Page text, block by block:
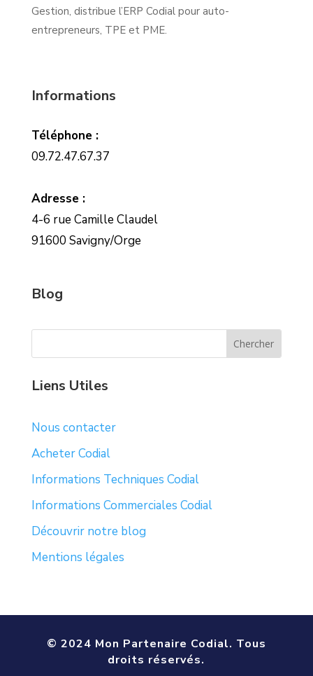
Gestion, distribue l’ERP Codial pour auto-
entrepreneurs, TPE et PME.
Informations
Téléphone :
09.72.47.67.37
Adresse :
4-6 rue Camille Claudel
91600 Savigny/Orge
Blog
Liens Utiles
Nous contacter
Acheter Codial
Informations Techniques Codial
Informations Commerciales Codial
Découvrir notre blog
Mentions légales
© 2024 Mon Partenaire Codial. Tous
droits réservés.